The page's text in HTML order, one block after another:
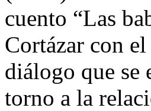
cuento “Las
Cortázar con
diálogo que se
torno a la